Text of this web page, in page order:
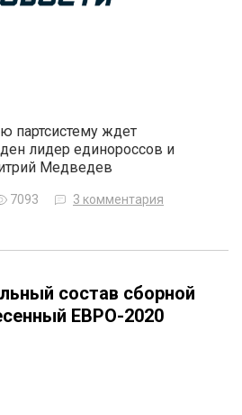
партсистему ждет
лидер единороссов и
Медведев
7093 3 комментария
состав сборной
ЕВРО-2020